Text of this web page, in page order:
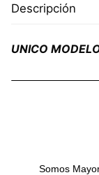
Descripción
UNICO
Somos